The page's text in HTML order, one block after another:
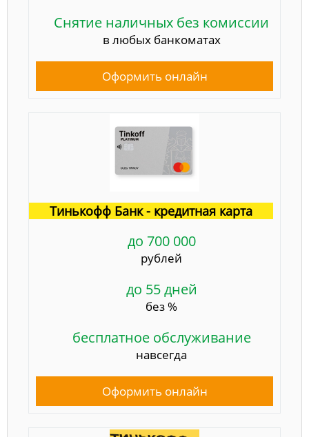
Снятие наличных без комиссии
в любых банкоматах
Оформить онлайн
Тинькофф Банк - кредитная карта
до 700 000
рублей
до 55 дней
без %
бесплатное обслуживание
навсегда
Оформить онлайн